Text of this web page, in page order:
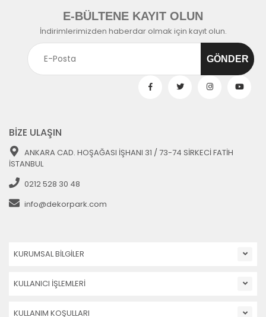
E-BÜLTENE KAYIT OLUN
İndirimlerimizden haberdar olmak için kayıt olun.
BİZE ULAŞIN
ANKARA CAD. HOŞAĞASI İŞHANI 31 / 73-74 SİRKECİ FATİH
İSTANBUL
0212 528 30 48
info@dekorpark.com
KURUMSAL BİLGİLER
KULLANICI İŞLEMLERİ
KULLANIM KOŞULLARI